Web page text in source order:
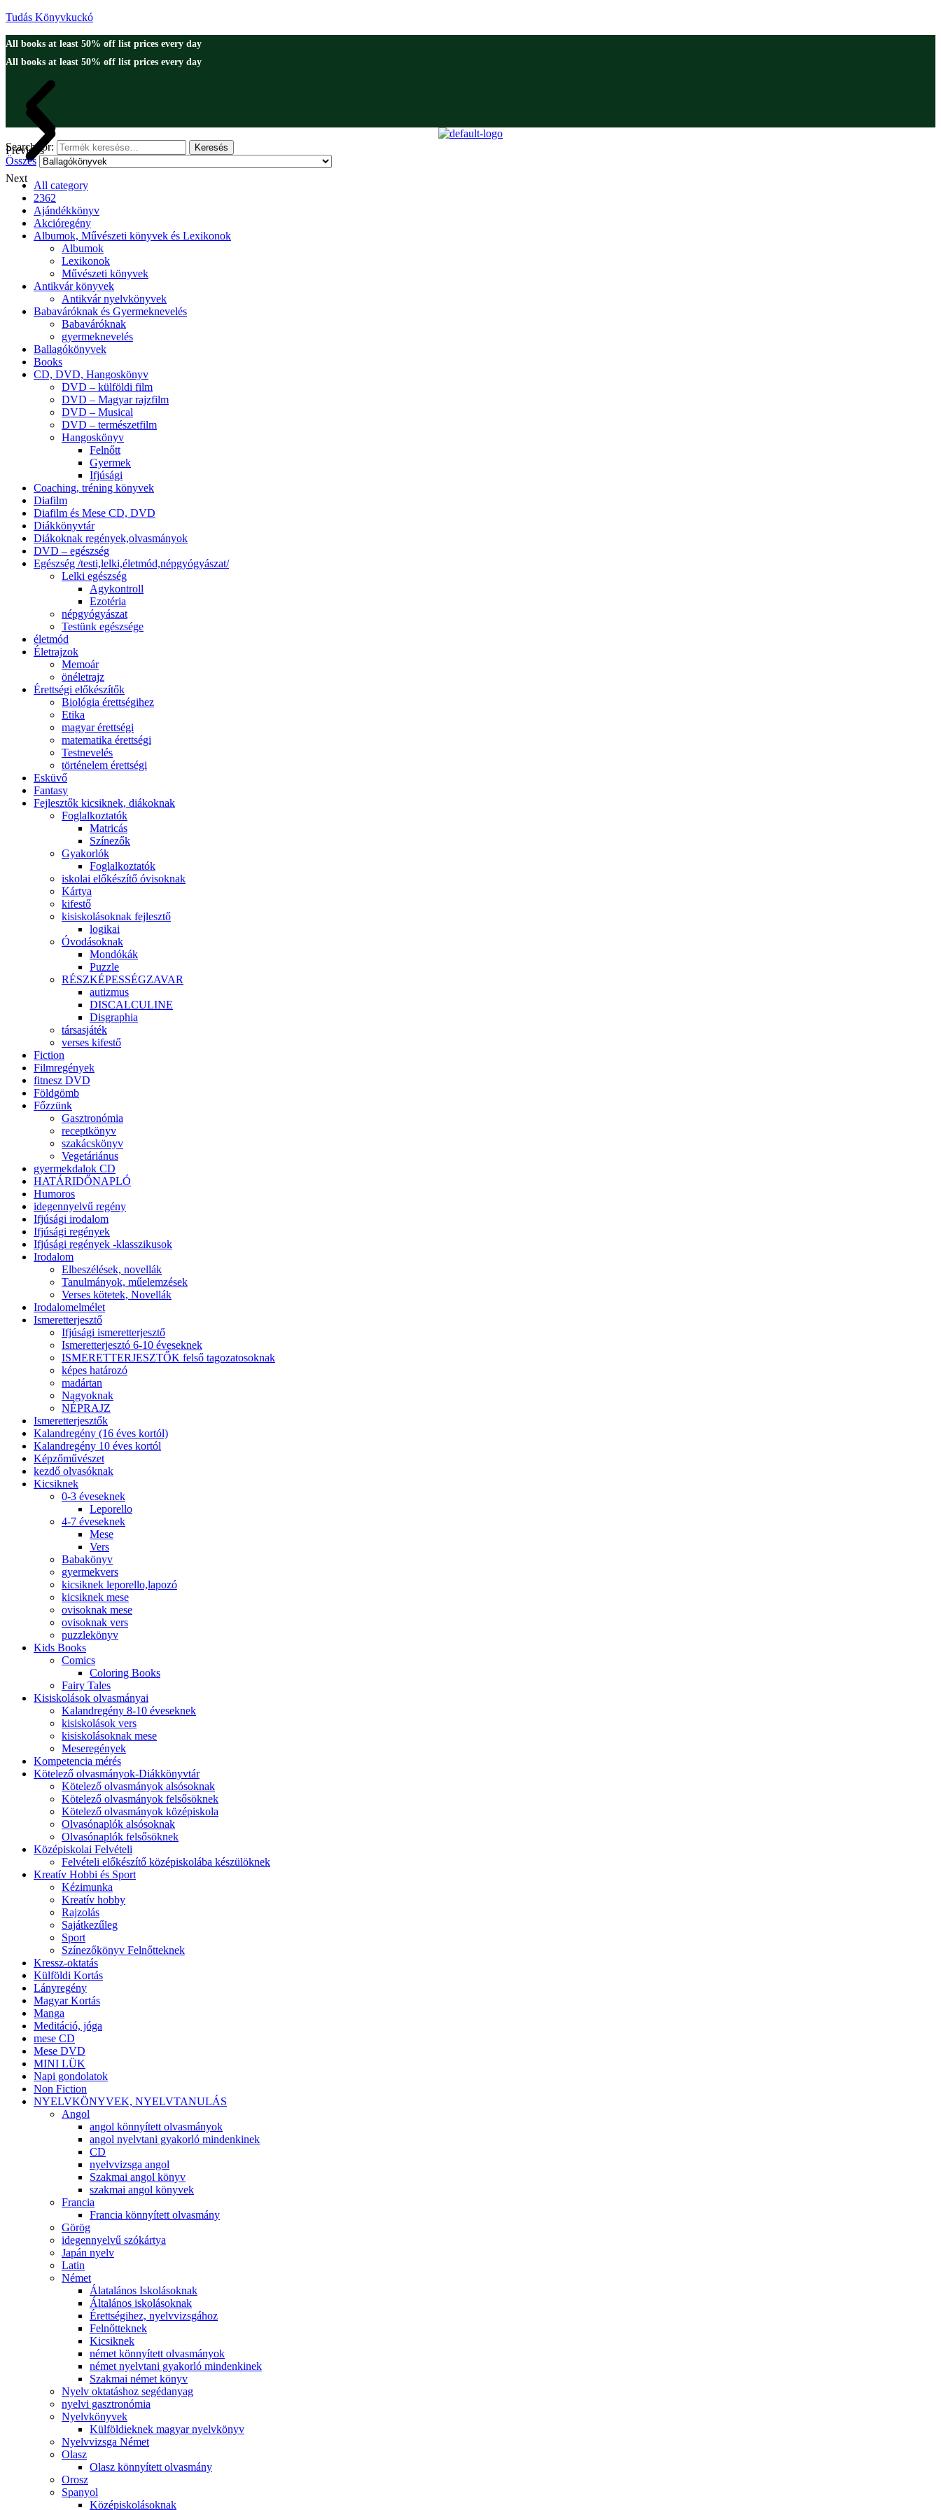
Tudás Könyvkuckó
All books at least 50% off list prices every day
All books at least 50% off list prices every day
Previous
Next
Search for: Keresés
Összes
All category
2362
Ajándékkönyv
Akcióregény
Albumok, Művészeti könyvek és Lexikonok
Albumok
Lexikonok
Művészeti könyvek
Antikvár könyvek
Antikvár nyelvkönyvek
Babaváróknak és Gyermeknevelés
Babaváróknak
gyermeknevelés
Ballagókönyvek
Books
CD, DVD, Hangoskönyv
DVD – külföldi film
DVD – Magyar rajzfilm
DVD – Musical
DVD – természetfilm
Hangoskönyv
Felnőtt
Gyermek
Ifjúsági
Coaching, tréning könyvek
Diafilm
Diafilm és Mese CD, DVD
Diákkönyvtár
Diákoknak regények,olvasmányok
DVD – egészség
Egészség /testi,lelki,életmód,népgyógyászat/
Lelki egészség
Agykontroll
Ezotéria
népgyógyászat
Testünk egészsége
életmód
Életrajzok
Memoár
önéletrajz
Érettségi előkészítők
Biológia érettségihez
Etika
magyar érettségi
matematika érettségi
Testnevelés
történelem érettségi
Esküvő
Fantasy
Fejlesztők kicsiknek, diákoknak
Foglalkoztatók
Matricás
Színezők
Gyakorlók
Foglalkoztatók
iskolai előkészítő óvisoknak
Kártya
kifestő
kisiskolásoknak fejlesztő
logikai
Óvodásoknak
Mondókák
Puzzle
RÉSZKÉPESSÉGZAVAR
autizmus
DISCALCULINE
Disgraphia
társasjáték
verses kifestő
Fiction
Filmregények
fitnesz DVD
Földgömb
Főzzünk
Gasztronómia
receptkönyv
szakácskönyv
Vegetáriánus
gyermekdalok CD
HATÁRIDŐNAPLÓ
Humoros
idegennyelvű regény
Ifjúsági irodalom
Ifjúsági regények
Ifjúsági regények -klasszikusok
Irodalom
Elbeszélések, novellák
Tanulmányok, műelemzések
Verses kötetek, Novellák
Irodalomelmélet
Ismeretterjesztő
Ifjúsági ismeretterjesztő
Ismeretterjesztó 6-10 éveseknek
ISMERETTERJESZTŐK felső tagozatosoknak
képes határozó
madártan
Nagyoknak
NÉPRAJZ
Ismeretterjesztők
Kalandregény (16 éves kortól)
Kalandregény 10 éves kortól
Képzőművészet
kezdő olvasóknak
Kicsiknek
0-3 éveseknek
Leporello
4-7 éveseknek
Mese
Vers
Babakönyv
gyermekvers
kicsiknek leporello,lapozó
kicsiknek mese
ovisoknak mese
ovisoknak vers
puzzlekönyv
Kids Books
Comics
Coloring Books
Fairy Tales
Kisiskolások olvasmányai
Kalandregény 8-10 éveseknek
kisiskolások vers
kisiskolásoknak mese
Meseregények
Kompetencia mérés
Kötelező olvasmányok-Diákkönyvtár
Kötelező olvasmányok alsósoknak
Kötelező olvasmányok felsősöknek
Kötelező olvasmányok középiskola
Olvasónaplók alsósoknak
Olvasónaplók felsősöknek
Középiskolai Felvételi
Felvételi előkészítő középiskolába készülöknek
Kreatív Hobbi és Sport
Kézimunka
Kreatív hobby
Rajzolás
Sajátkezűleg
Sport
Színezőkönyv Felnőtteknek
Kressz-oktatás
Külföldi Kortás
Lányregény
Magyar Kortás
Manga
Meditáció, jóga
mese CD
Mese DVD
MINI LÜK
Napi gondolatok
Non Fiction
NYELVKÖNYVEK, NYELVTANULÁS
Angol
angol könnyített olvasmányok
angol nyelvtani gyakorló mindenkinek
CD
nyelvvizsga angol
Szakmai angol könyv
szakmai angol könyvek
Francia
Francia könnyített olvasmány
Görög
idegennyelvű szókártya
Japán nyelv
Latin
Német
Álatalános Iskolásoknak
Általános iskolásoknak
Érettségihez, nyelvvizsgához
Felnőtteknek
Kicsiknek
német könnyített olvasmányok
német nyelvtani gyakorló mindenkinek
Szakmai német könyv
Nyelv oktatáshoz segédanyag
nyelvi gasztronómia
Nyelvkönyvek
Külföldieknek magyar nyelvkönyv
Nyelvvizsga Német
Olasz
Olasz könnyített olvasmány
Orosz
Spanyol
Középiskolásoknak